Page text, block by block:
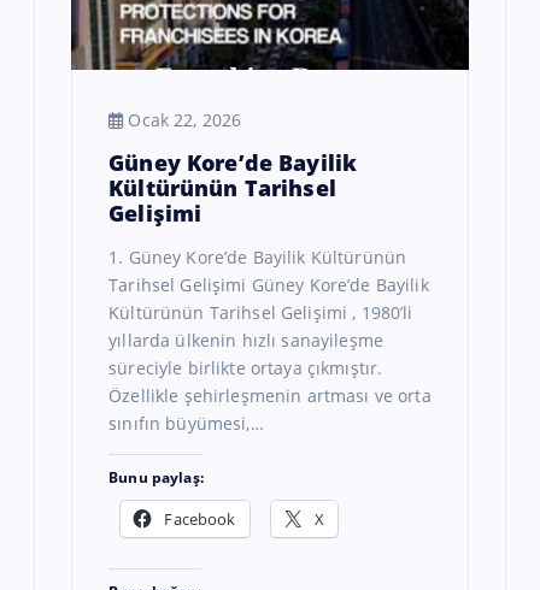
Ocak 22, 2026
Güney Kore’de Bayilik
Kültürünün Tarihsel
Gelişimi
1. Güney Kore’de Bayilik Kültürünün
Tarihsel Gelişimi Güney Kore’de Bayilik
Kültürünün Tarihsel Gelişimi , 1980’li
yıllarda ülkenin hızlı sanayileşme
süreciyle birlikte ortaya çıkmıştır.
Özellikle şehirleşmenin artması ve orta
sınıfın büyümesi,…
Bunu paylaş:
Facebook X